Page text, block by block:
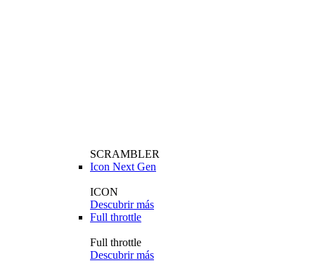
SCRAMBLER
Icon Next Gen
ICON
Descubrir más
Full throttle
Full throttle
Descubrir más